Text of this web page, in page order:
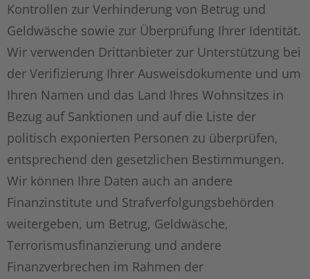
Kontrollen zur Verhinderung von Betrug und
Geldwäsche sowie zur Überprüfung Ihrer Identität.
Wir verwenden Drittanbieter zur Unterstützung bei
der Verifizierung Ihrer Ausweisdokumente und um
Ihren Namen und das Land Ihres Wohnsitzes in
Bezug auf Sanktionen und auf die Liste der
politisch exponierten Personen zu überprüfen,
entsprechend den gesetzlichen Bestimmungen.
Wir können Ihre Daten auch an andere
Finanzinstitute und Strafverfolgungsbehörden
weitergeben, um Betrug, Geldwäsche,
Terrorismusfinanzierung und andere
Finanzverbrechen im Rahmen der